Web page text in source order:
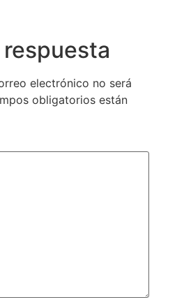
electrónico no será
obligatorios están